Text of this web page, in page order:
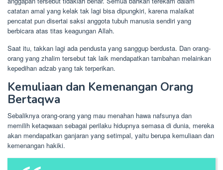
catatan amal yang kelak tak lagi bisa dipungkiri, karena malaikat
pencatat pun disertai saksi anggota tubuh manusia sendiri yang
berbicara atas titas keagungan Allah.
Saat itu, takkan lagi ada pendusta yang sanggup berdusta. Dan orang-
orang yang zhalim tersebut tak laik mendapatkan tambahan melainkan
kepedihan adzab yang tak terperikan.
Kemuliaan dan Kemenangan Orang
Bertaqwa
Sebaliknya orang-orang yang mau menahan hawa nafsunya dan
memilih ketaqwaan sebagai perilaku hidupnya semasa di dunia, mereka
akan mendapatkan ganjaran yang setimpal, yaitu berupa kemuliaan dan
kemenangan hakiki.